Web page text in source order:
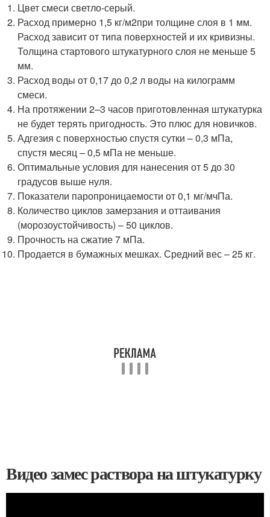
Цвет смеси светло-серый.
Расход примерно 1,5 кг/м2при толщине слоя в 1 мм.
Расход зависит от типа поверхностей и их кривизны.
Толщина стартового штукатурного слоя не меньше 5
мм.
Расход воды от 0,17 до 0,2 л воды на килограмм
смеси.
На протяжении 2–3 часов приготовленная штукатурка
не будет терять пригодность. Это плюс для новичков.
Адгезия с поверхностью спустя сутки – 0,3 мПа,
спустя месяц – 0,5 мПа не меньше.
Оптимальные условия для нанесения от 5 до 30
градусов выше нуля.
Показатели паропроницаемости от 0,1 мг/мчПа.
Количество циклов замерзания и оттаивания
(морозоустойчивость) – 50 циклов.
Прочность на сжатие 7 мПа.
Продается в бумажных мешках. Средний вес – 25 кг.
Видео замес раствора на штукатурку